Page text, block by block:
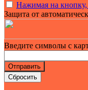
Нажимая на
Защита от
Введите символы с